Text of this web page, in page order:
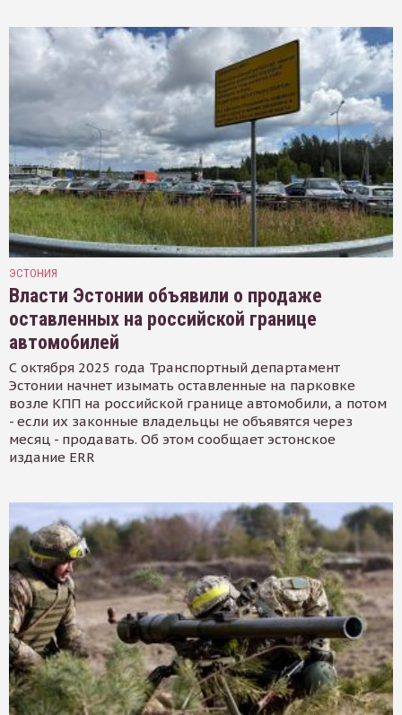
ЭСТОНИЯ
Власти Эстонии объявили о продаже
оставленных на российской границе
автомобилей
С октября 2025 года Транспортный департамент
Эстонии начнет изымать оставленные на парковке
возле КПП на российской границе автомобили, а потом
- если их законные владельцы не объявятся через
месяц - продавать. Об этом сообщает эстонское
издание ERR